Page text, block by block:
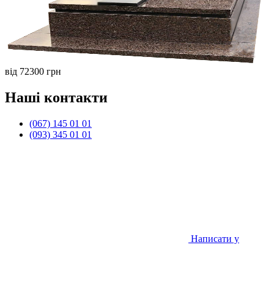
від 72300 грн
Наші контакти
(067) 145 01 01
(093) 345 01 01
Написати у